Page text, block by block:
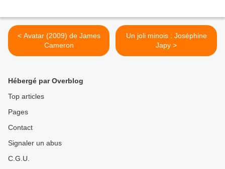
< Avatar (2009) de James
Cameron
Un joli minois : Joséphine
Japy >
Hébergé par Overblog
Top articles
Pages
Contact
Signaler un abus
C.G.U.